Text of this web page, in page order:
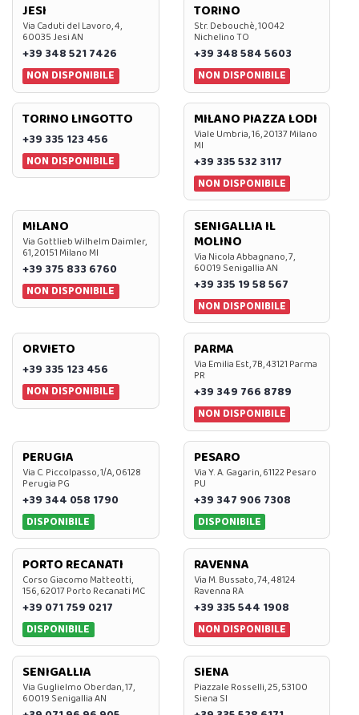
JESI
Via Caduti del Lavoro, 4,
60035 Jesi AN
+39 348 521 7426
NON DISPONIBILE
TORINO
Str. Debouchè, 10042
Nichelino TO
+39 348 584 5603
NON DISPONIBILE
TORINO LINGOTTO
+39 335 123 456
NON DISPONIBILE
MILANO PIAZZA LODI
Viale Umbria, 16, 20137 Milano
MI
+39 335 532 3117
NON DISPONIBILE
MILANO
Via Gottlieb Wilhelm Daimler,
61, 20151 Milano MI
+39 375 833 6760
NON DISPONIBILE
SENIGALLIA IL
MOLINO
Via Nicola Abbagnano, 7,
60019 Senigallia AN
+39 335 19 58 567
NON DISPONIBILE
ORVIETO
+39 335 123 456
NON DISPONIBILE
PARMA
Via Emilia Est, 7B, 43121 Parma
PR
+39 349 766 8789
NON DISPONIBILE
PERUGIA
Via C. Piccolpasso, 1/A, 06128
Perugia PG
+39 344 058 1790
DISPONIBILE
PESARO
Via Y. A. Gagarin, 61122 Pesaro
PU
+39 347 906 7308
DISPONIBILE
PORTO RECANATI
Corso Giacomo Matteotti,
156, 62017 Porto Recanati MC
+39 071 759 0217
DISPONIBILE
RAVENNA
Via M. Bussato, 74, 48124
Ravenna RA
+39 335 544 1908
NON DISPONIBILE
SENIGALLIA
Via Guglielmo Oberdan, 17,
60019 Senigallia AN
SIENA
Piazzale Rosselli, 25, 53100
Siena SI